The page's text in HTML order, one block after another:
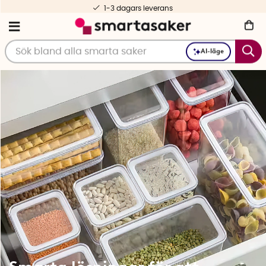
AI-läge
Fri frakt fr. 499 kr